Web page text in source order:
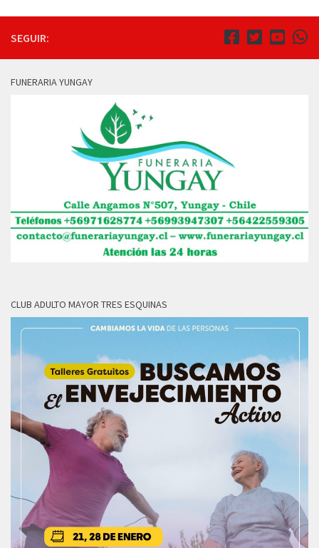
SEGUIR:
FUNERARIA YUNGAY
CLUB ADULTO MAYOR TRES ESQUINAS